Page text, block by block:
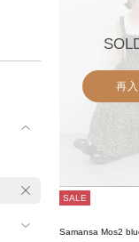
再
SALE
Samansa Mos2